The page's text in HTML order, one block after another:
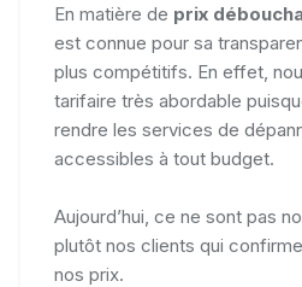
En matière de prix
est connue pour sa
plus compétitifs. En effet,
tarifaire très abordable
rendre les services de
accessibles à tout budget.
Aujourd’hui, ce ne sont pas
plutôt nos clients qui
nos prix.